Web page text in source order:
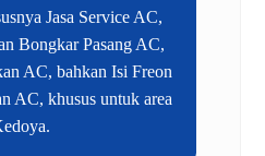
Jasa Service AC,
Bongkar Pasang AC,
AC, bahkan Isi Freon
AC, khusus untuk area